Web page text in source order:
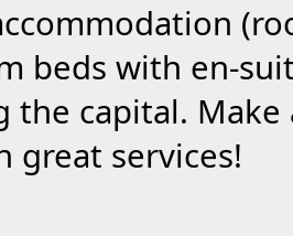
beds with en-
the capital.
great services!